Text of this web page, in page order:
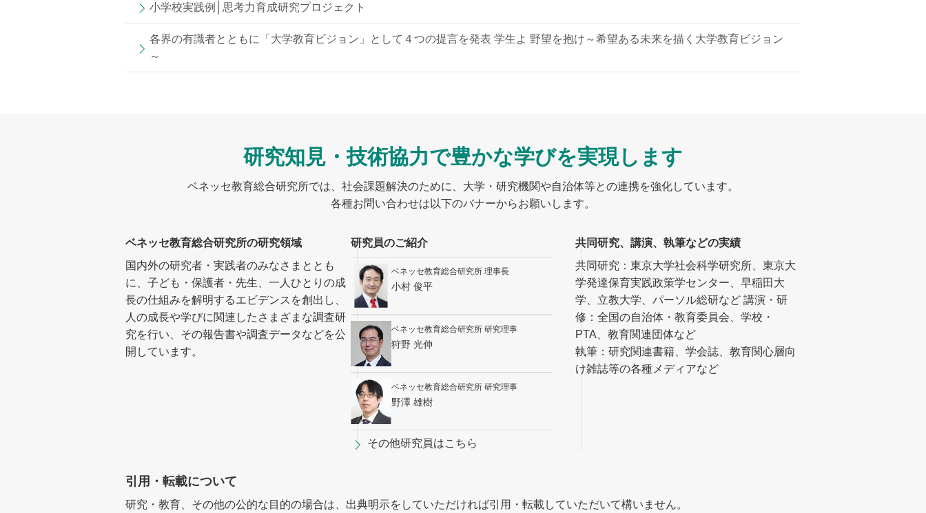
小学校実践例│思考力育成研究プロジェクト
各界の有識者とともに「大学教育ビジョン」として４つの提言を発表 学生よ 野望を抱け～希望ある未来を描く大学教育ビジョン
～
研究知見・技術協力で豊かな学びを実現します
ベネッセ教育総合研究所では、社会課題解決のために、大学・研究機関や自治体等との連携を強化しています。
各種お問い合わせは以下のバナーからお願いします。
ベネッセ教育総合研究所の研究領域
国内外の研究者・実践者のみなさまととも
に、子ども・保護者・先生、一人ひとりの成
長の仕組みを解明するエビデンスを創出し、
人の成長や学びに関連したさまざまな調査研
究を行い、その報告書や調査データなどを公
開しています。
研究員のご紹介
ベネッセ教育総合研究所 理事長
小村 俊平
ベネッセ教育総合研究所 研究理事
狩野 光伸
ベネッセ教育総合研究所 研究理事
野澤 雄樹
その他研究員はこちら
共同研究、講演、執筆などの実績
共同研究：東京大学社会科学研究所、東京大
学発達保育実践政策学センター、早稲田大
学、立教大学、パーソル総研など 講演・研
修：全国の自治体・教育委員会、学校・
PTA、教育関連団体など
執筆：研究関連書籍、学会誌、教育関心層向
け雑誌等の各種メディアなど
引用・転載について
研究・教育、その他の公的な目的の場合は、出典明示をしていただければ引用・転載していただいて構いません。